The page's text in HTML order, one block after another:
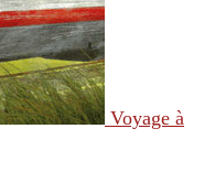
Voyage à